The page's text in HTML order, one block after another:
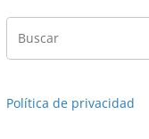
Política de privacidad